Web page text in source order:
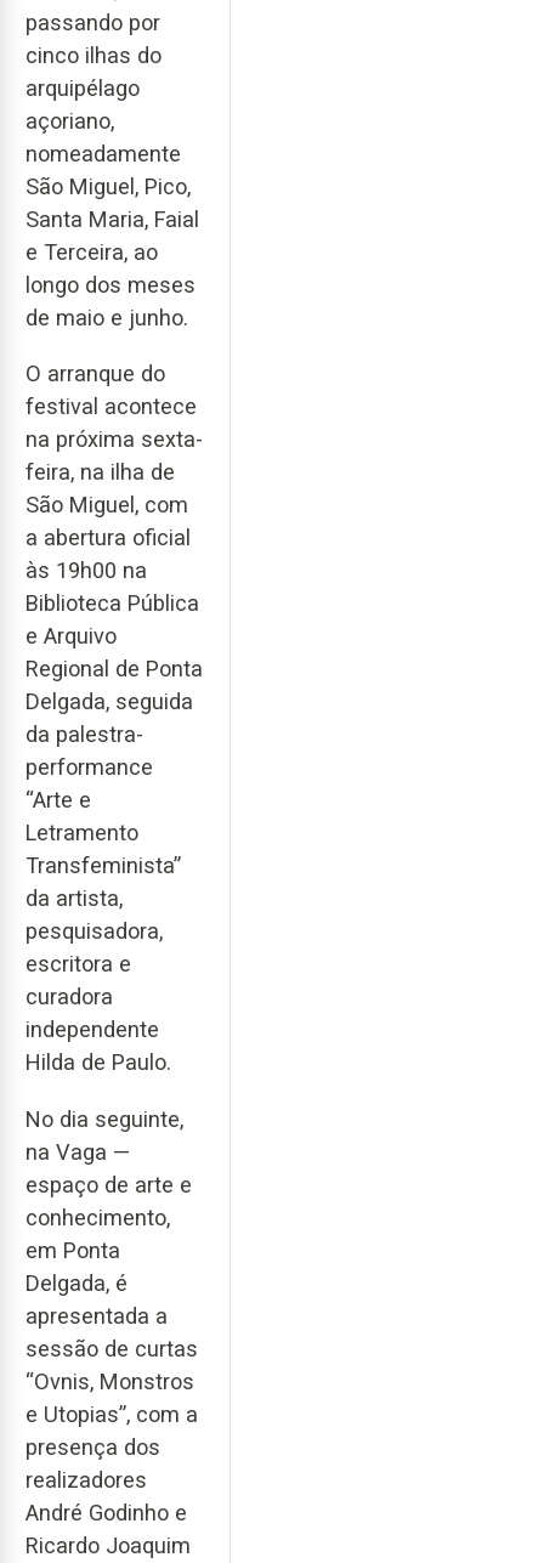
passando por
cinco ilhas do
arquipélago
açoriano,
nomeadamente
São Miguel, Pico,
Santa Maria, Faial
e Terceira, ao
longo dos meses
de maio e junho.
O arranque do
festival acontece
na próxima sexta-
feira, na ilha de
São Miguel, com
a abertura oficial
às 19h00 na
Biblioteca Pública
e Arquivo
Regional de Ponta
Delgada, seguida
da palestra-
performance
“Arte e
Letramento
Transfeminista”
da artista,
pesquisadora,
escritora e
curadora
independente
Hilda de Paulo.
No dia seguinte,
na Vaga —
espaço de arte e
conhecimento,
em Ponta
Delgada, é
apresentada a
sessão de curtas
“Ovnis, Monstros
e Utopias”, com a
presença dos
realizadores
André Godinho e
Ricardo Joaquim